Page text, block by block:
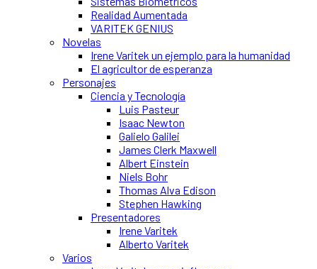
Realidad Aumentada
VARITEK GENIUS
Novelas
Irene Varitek un ejemplo para la humanidad
El agricultor de esperanza
Personajes
Ciencia y Tecnología
Luis Pasteur
Isaac Newton
Galielo Galilei
James Clerk Maxwell
Albert Einstein
Niels Bohr
Thomas Alva Edison
Stephen Hawking
Presentadores
Irene Varitek
Alberto Varitek
Varios